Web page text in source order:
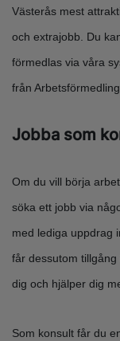
Västerås mest
och extrajobb. Du
förmedlas via våra
från
Jobba som
Om du vill börja
söka ett jobb via
med lediga uppdrag
får dessutom
dig och hjälper dig
Som konsult får du